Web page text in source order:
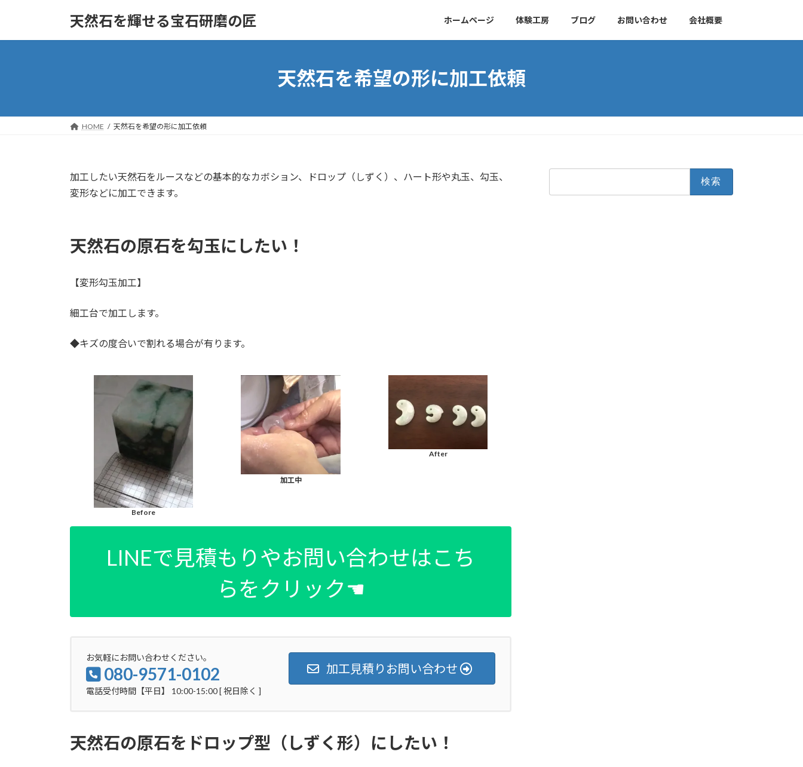
天然石を輝せる宝石研磨の匠 ホームページ 体験工房 ブログ お問い合わせ 会社概要
天然石を希望の形に加工依頼
HOME 天然石を希望の形に加工依頼
加工したい天然石をルースなどの基本的なカボション、ドロップ（しずく）、ハート形や丸玉、勾玉、
変形などに加工できます。
天然石の原石を勾玉にしたい！
【変形勾玉加工】
細工台で加工します。
◆キズの度合いで割れる場合が有ります。
Before
加工中
After
LINEで見積もりやお問い合わせはこち
らをクリック☚
お気軽にお問い合わせください。
080-9571-0102
電話受付時間【平日】 10:00-15:00 [ 祝日除く ]
加工見積りお問い合わせ
天然石の原石をドロップ型（しずく形）にしたい！